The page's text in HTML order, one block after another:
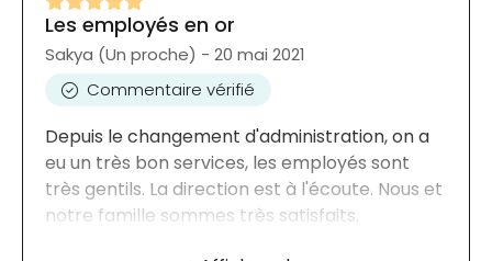
Les employés en or
Sakya (Un proche) - 20 mai 2021
Commentaire vérifié
Depuis le changement d'administration, on a
eu un très bon services, les employés sont
très gentils. La direction est à l'écoute. Nous et
notre famille sommes très satisfaits.